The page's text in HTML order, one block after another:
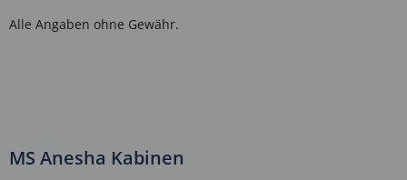
Alle Angaben ohne Gewähr.
MS Anesha Kabinen